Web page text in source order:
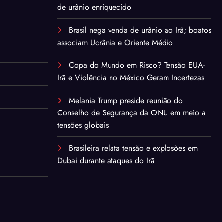
de urânio enriquecido
Brasil nega venda de urânio ao Irã; boatos
associam Ucrânia e Oriente Médio
Copa do Mundo em Risco? Tensão EUA-
Irã e Violência no México Geram Incertezas
Melania Trump preside reunião do
Conselho de Segurança da ONU em meio a
tensões globais
Brasileira relata tensão e explosões em
Dubai durante ataques do Irã